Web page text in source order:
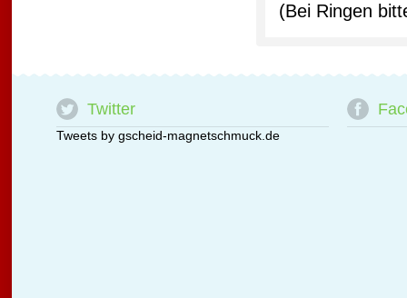
(Bei Ringen
Twitter
Tweets by gscheid-magnetschmuck.de